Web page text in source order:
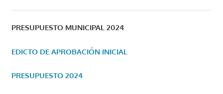
PRESUPUESTO MUNICIPAL 2024
EDICTO DE APROBACIÓN INICIAL
PRESUPUESTO 2024